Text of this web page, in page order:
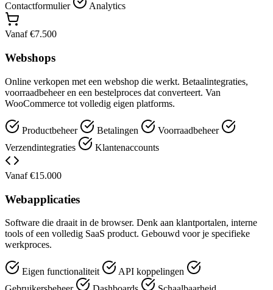
Contactformulier
Analytics
Vanaf €7.500
Webshops
Online verkopen met een webshop die werkt. Betaalintegraties,
voorraadbeheer en een bestelproces dat converteert. Van
WooCommerce tot volledig eigen platforms.
Productbeheer Betalingen
Voorraadbeheer
Verzendintegraties
Klantenaccounts
Vanaf €15.000
Webapplicaties
Software die draait in de browser. Denk aan klantportalen, interne
tools of een volledig SaaS product. Gebouwd voor je specifieke
werkproces.
Eigen functionaliteit
API koppelingen